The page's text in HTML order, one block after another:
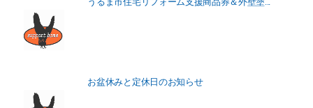
お盆休みと定休日のお知らせ